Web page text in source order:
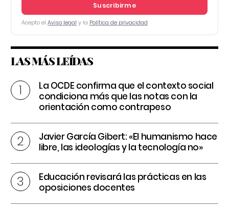
Suscribirme
Acepto el Aviso legal y la Política de privacidad
LAS MÁS LEÍDAS
La OCDE confirma que el contexto social
condiciona más que las notas con la
orientación como contrapeso
Javier García Gibert: «El humanismo hace
libre, las ideologías y la tecnología no»
Educación revisará las prácticas en las
oposiciones docentes